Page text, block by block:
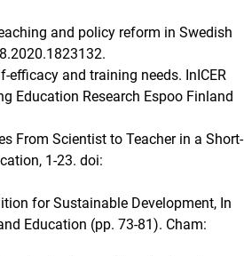
and policy reform in Swedish
efficacy and training needs. InICER
Education Research Espoo Finland
From Scientist to Teacher in a Short-
1-23. doi:
for Sustainable Development, In
Education (pp. 73-81). Cham: